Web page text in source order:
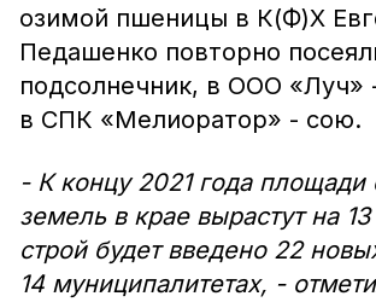
озимой пшеницы в К(Ф)Х
Педашенко повторно
подсолнечник, в ООО «Луч»
в СПК «Мелиоратор» - сою.
- К концу 2021 года
земель в крае вырастут на
строй будет введено 22
14 муниципалитетах, -